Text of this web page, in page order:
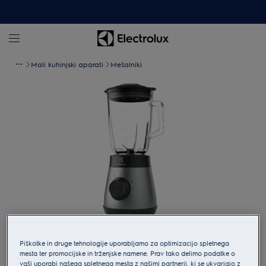
Mali kuhinjski aparati Mešalniki
Piškotke in druge tehnologije uporabljamo za optimizacijo spletnega
mesta ter promocijske in trženjske namene. Prav tako delimo podatke o
vaši uporabi našega spletnega mesta z našimi partnerji, ki se ukvarjajo z